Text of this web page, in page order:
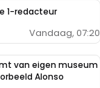
1-redacteur
Vandaag, 07:20
van eigen museum
Alonso